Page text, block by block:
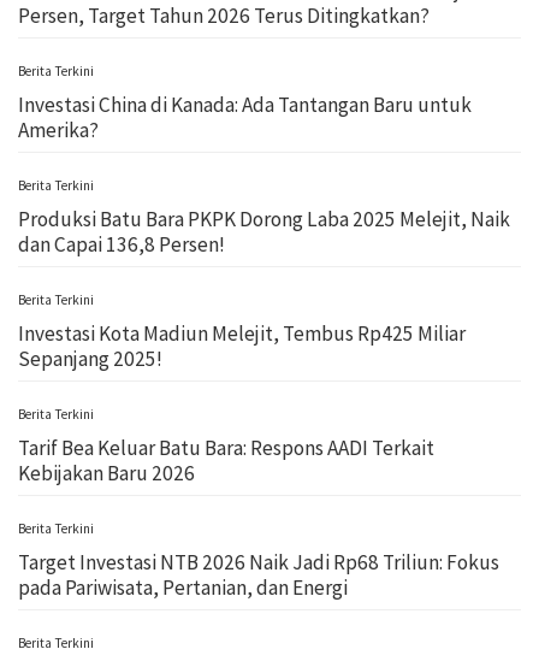
Persen, Target Tahun 2026 Terus Ditingkatkan?
Berita Terkini
Investasi China di Kanada: Ada Tantangan Baru untuk
Amerika?
Berita Terkini
Produksi Batu Bara PKPK Dorong Laba 2025 Melejit, Naik
dan Capai 136,8 Persen!
Berita Terkini
Investasi Kota Madiun Melejit, Tembus Rp425 Miliar
Sepanjang 2025!
Berita Terkini
Tarif Bea Keluar Batu Bara: Respons AADI Terkait
Kebijakan Baru 2026
Berita Terkini
Target Investasi NTB 2026 Naik Jadi Rp68 Triliun: Fokus
pada Pariwisata, Pertanian, dan Energi
Berita Terkini